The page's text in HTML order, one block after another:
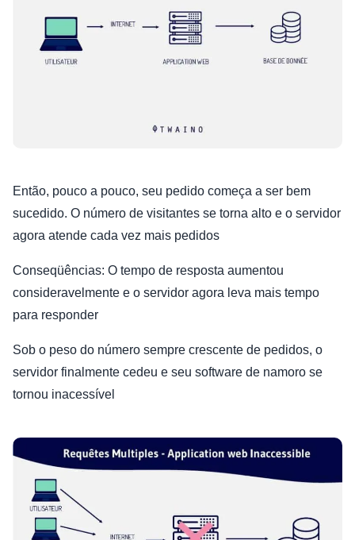
Então, pouco a pouco, seu pedido começa a ser bem
sucedido. O número de visitantes se torna alto e o servidor
agora atende cada vez mais pedidos
Conseqüências: O tempo de resposta aumentou
consideravelmente e o servidor agora leva mais tempo
para responder
Sob o peso do número sempre crescente de pedidos, o
servidor finalmente cedeu e seu software de namoro se
tornou inacessível